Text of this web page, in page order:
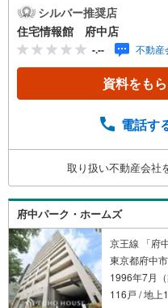
さい。住宅ローン相
ンの試算やご購入の
ます。しっかりとし
ますので、お気軽に
シルバー推奨店
住宅情報館 府中店
-.-- 不動産
資料をも
電話す
取り扱い不動産会社
府中パーク・ホームズ
京王線 「府
東京都府中
1996年7月（
116戸 / 地上